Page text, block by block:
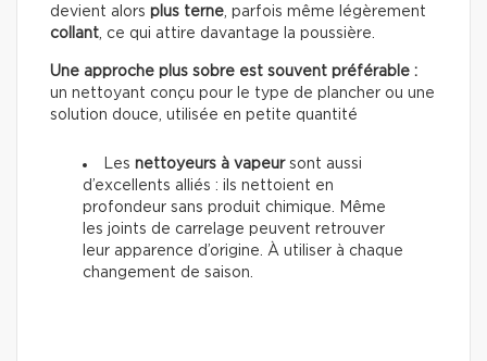
devient alors plus terne , parfois même légèrement
collant , ce qui attire davantage la poussière.
Une approche plus sobre est souvent préférable :
un nettoyant conçu pour le type de plancher ou une
solution douce, utilisée en petite quantité
Les nettoyeurs à vapeursont aussi
d’excellents alliés : ils nettoient en
profondeur sans produit chimique. Même
les joints de carrelage peuvent retrouver
leur apparence d’origine. À utiliser à chaque
changement de saison.